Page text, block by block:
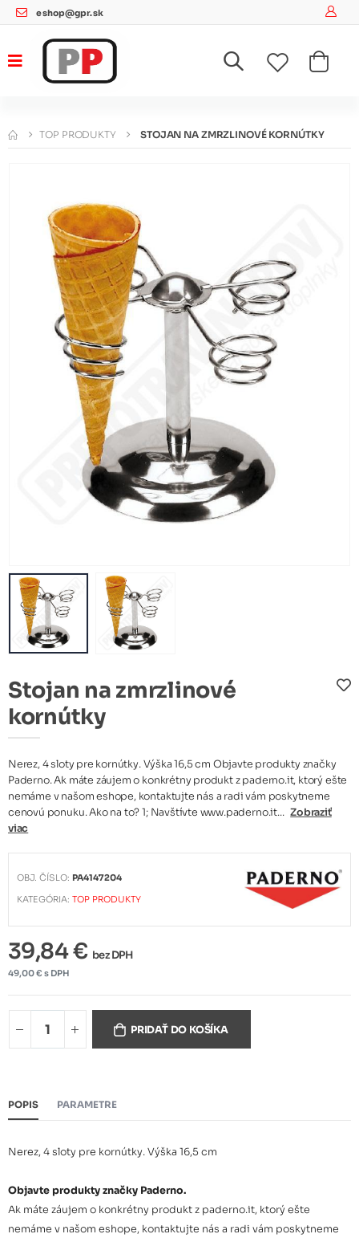
eshop@gpr.sk
TOP PRODUKTY STOJAN NA ZMRZLINOVÉ KORNÚTKY
Stojan na zmrzlinové
kornútky
Nerez, 4 sloty pre kornútky. Výška 16,5 cm Objavte produkty značky
Paderno. Ak máte záujem o konkrétny produkt z paderno.it, ktorý ešte
nemáme v našom eshope, kontaktujte nás a radi vám poskytneme
cenovú ponuku. Ako na to? 1; Navštívte www.paderno.it... Zobraziť
viac
OBJ. ČÍSLO: PA4147204
KATEGÓRIA:TOP PRODUKTY
39,84 € bez DPH
49,00 € s DPH
PRIDAŤ DO KOŠÍKA
POPIS PARAMETRE
Nerez, 4 sloty pre kornútky. Výška 16,5 cm
Objavte produkty značky Paderno.
Ak máte záujem o konkrétny produkt z paderno.it, ktorý ešte
nemáme v našom eshope, kontaktujte nás a radi vám poskytneme